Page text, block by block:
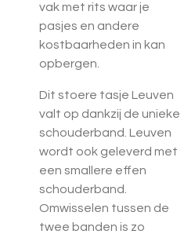
vak met rits waar je
pasjes en andere
kostbaarheden in kan
opbergen.
Dit stoere tasje Leuven
valt op dankzij de unieke
schouderband. Leuven
wordt ook geleverd met
een smallere effen
schouderband.
Omwisselen tussen de
twee banden is zo